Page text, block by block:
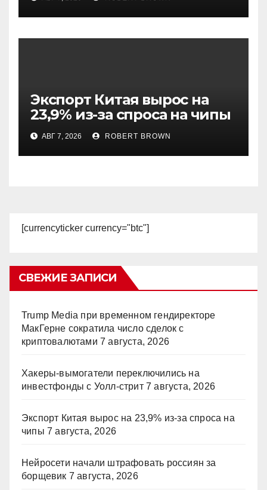
Экспорт Китая вырос на
23,9% из-за спроса на чипы
АВГ 7, 2026 ROBERT BROWN
[currencyticker currency="btc"]
СВЕЖИЕ ЗАПИСИ
Trump Media при временном гендиректоре
МакГерне сократила число сделок с
криптовалютами 7 августа, 2026
Хакеры-вымогатели переключились на
инвестфонды с Уолл-стрит 7 августа, 2026
Экспорт Китая вырос на 23,9% из-за спроса на
чипы 7 августа, 2026
Нейросети начали штрафовать россиян за
борщевик 7 августа, 2026